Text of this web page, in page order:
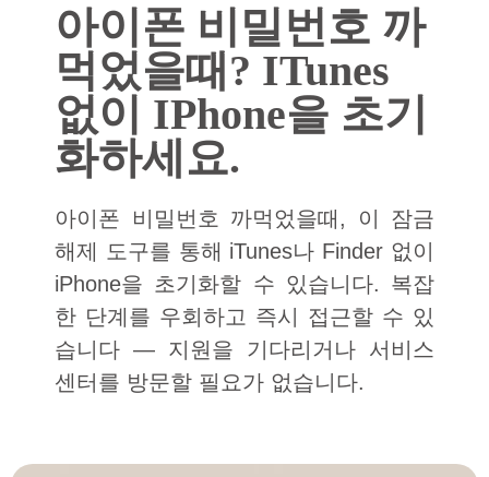
아이폰 비밀번호 까
먹었을때? ITunes
없이 IPhone을 초기
화하세요.
아이폰 비밀번호 까먹었을때, 이 잠금
해제 도구를 통해 iTunes나 Finder 없이
iPhone을 초기화할 수 있습니다. 복잡
한 단계를 우회하고 즉시 접근할 수 있
습니다 — 지원을 기다리거나 서비스
센터를 방문할 필요가 없습니다.